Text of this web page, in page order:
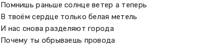
Помнишь раньше солнце ветер а теперь
В твоём сердце только белая метель
И нас снова разделяют города
Почему ты обрываешь провода